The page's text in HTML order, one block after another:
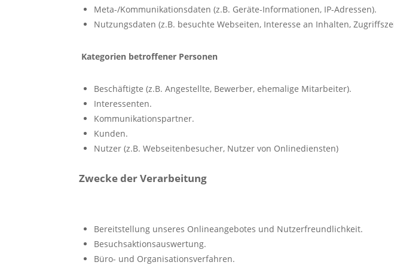
Meta-/Kommunikationsdaten (z.B. Geräte-Informationen, IP-Adressen).
Nutzungsdaten (z.B. besuchte Webseiten, Interesse an Inhalten,
Kategorien betroffener Personen
Beschäftigte (z.B. Angestellte, Bewerber, ehemalige Mitarbeiter).
Interessenten.
Kommunikationspartner.
Kunden.
Nutzer (z.B. Webseitenbesucher, Nutzer von Onlinediensten)
Zwecke der Verarbeitung
Bereitstellung unseres Onlineangebotes und Nutzerfreundlichkeit.
Besuchsaktionsauswertung.
Büro- und Organisationsverfahren.